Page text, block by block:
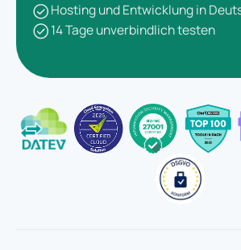
Hosting und Entwicklung in
14 Tage unverbindlich testen